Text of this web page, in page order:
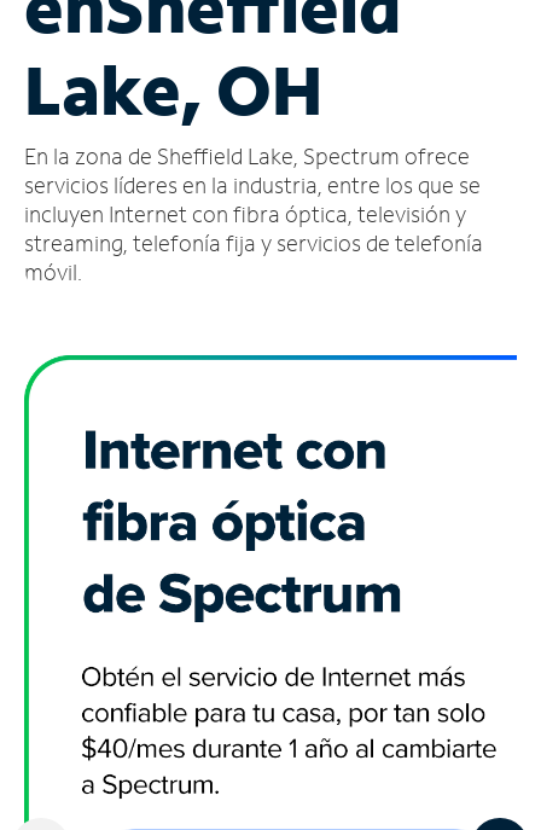
cuenta
Encuentra
tienda
Lake, OH
En la zona de Sheffield Lake, Spectrum ofrece
servicios líderes en la industria, entre los que se
incluyen Internet con fibra óptica, televisión y
streaming, telefonía fija y servicios de telefonía
móvil.